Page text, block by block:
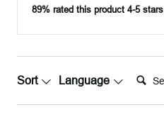
89% rated this product 4-5 stars
Sort Language Search: